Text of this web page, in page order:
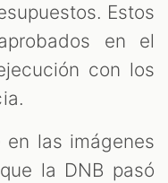
Estos
en el
con los
las imágenes
la DNB pasó